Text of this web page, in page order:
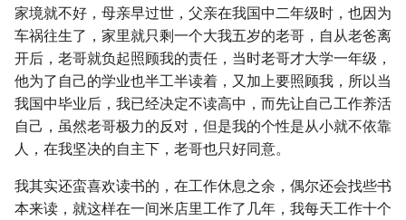
家境就不好，母亲早过世，父亲在我国中二年级时，也因为
车祸往生了，家里就只剩一个大我五岁的老哥，自从老爸离
开后，老哥就负起照顾我的责任，当时老哥才大学一年级，
他为了自己的学业也半工半读着，又加上要照顾我，所以当
我国中毕业后，我已经决定不读高中，而先让自己工作养活
自己，虽然老哥极力的反对，但是我的个性是从小就不依靠
人，在我坚决的自主下，老哥也只好同意。
我其实还蛮喜欢读书的，在工作休息之余，偶尔还会找些书
本来读，就这样在一间米店里工作了几年，我每天工作十个